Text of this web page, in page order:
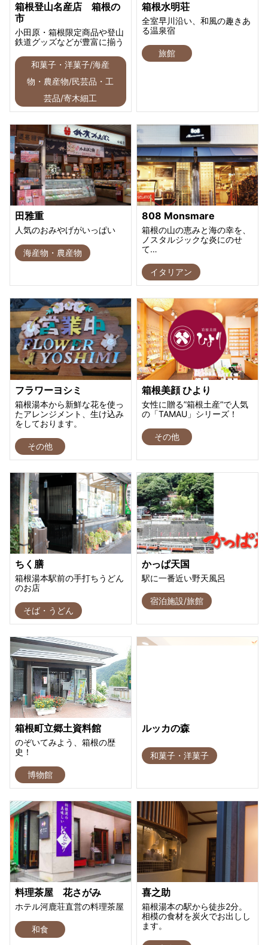
箱根登山名産店 箱根の
市
小田原・箱根限定商品や登山
鉄道グッズなどが豊富に揃う
和菓子・洋菓子/海産
物・農産物/民芸品・工
芸品/寄木細工
箱根水明荘
全室早川沿い、和風の趣きあ
る温泉宿
旅館
田雅重
人気のおみやげがいっぱい
海産物・農産物
808 Monsmare
箱根の山の恵みと海の幸を、
ノスタルジックな炎にのせ
て…
イタリアン
フラワーヨシミ
箱根湯本から新鮮な花を使っ
たアレンジメント、生け込み
をしております。
その他
箱根美顔 ひより
女性に贈る”箱根土産”で人気
の「TAMAU」シリーズ！
その他
ちく膳
箱根湯本駅前の手打ちうどん
のお店
そば・うどん
かっぱ天国
駅に一番近い野天風呂
宿泊施設/旅館
箱根町立郷土資料館
のぞいてみよう、箱根の歴
史！
博物館
ルッカの森
和菓子・洋菓子
料理茶屋 花さがみ
ホテル河鹿荘直営の料理茶屋
和食
喜之助
箱根湯本の駅から徒歩2分。
相模の食材を炭火でお出しし
ます。